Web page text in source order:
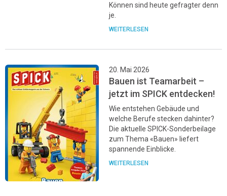
Können sind heute gefragter denn
je.
WEITERLESEN
20. Mai 2026
Bauen ist Teamarbeit –
jetzt im SPICK entdecken!
Wie entstehen Gebäude und
welche Berufe stecken dahinter?
Die aktuelle SPICK-Sonderbeilage
zum Thema «Bauen» liefert
spannende Einblicke.
WEITERLESEN